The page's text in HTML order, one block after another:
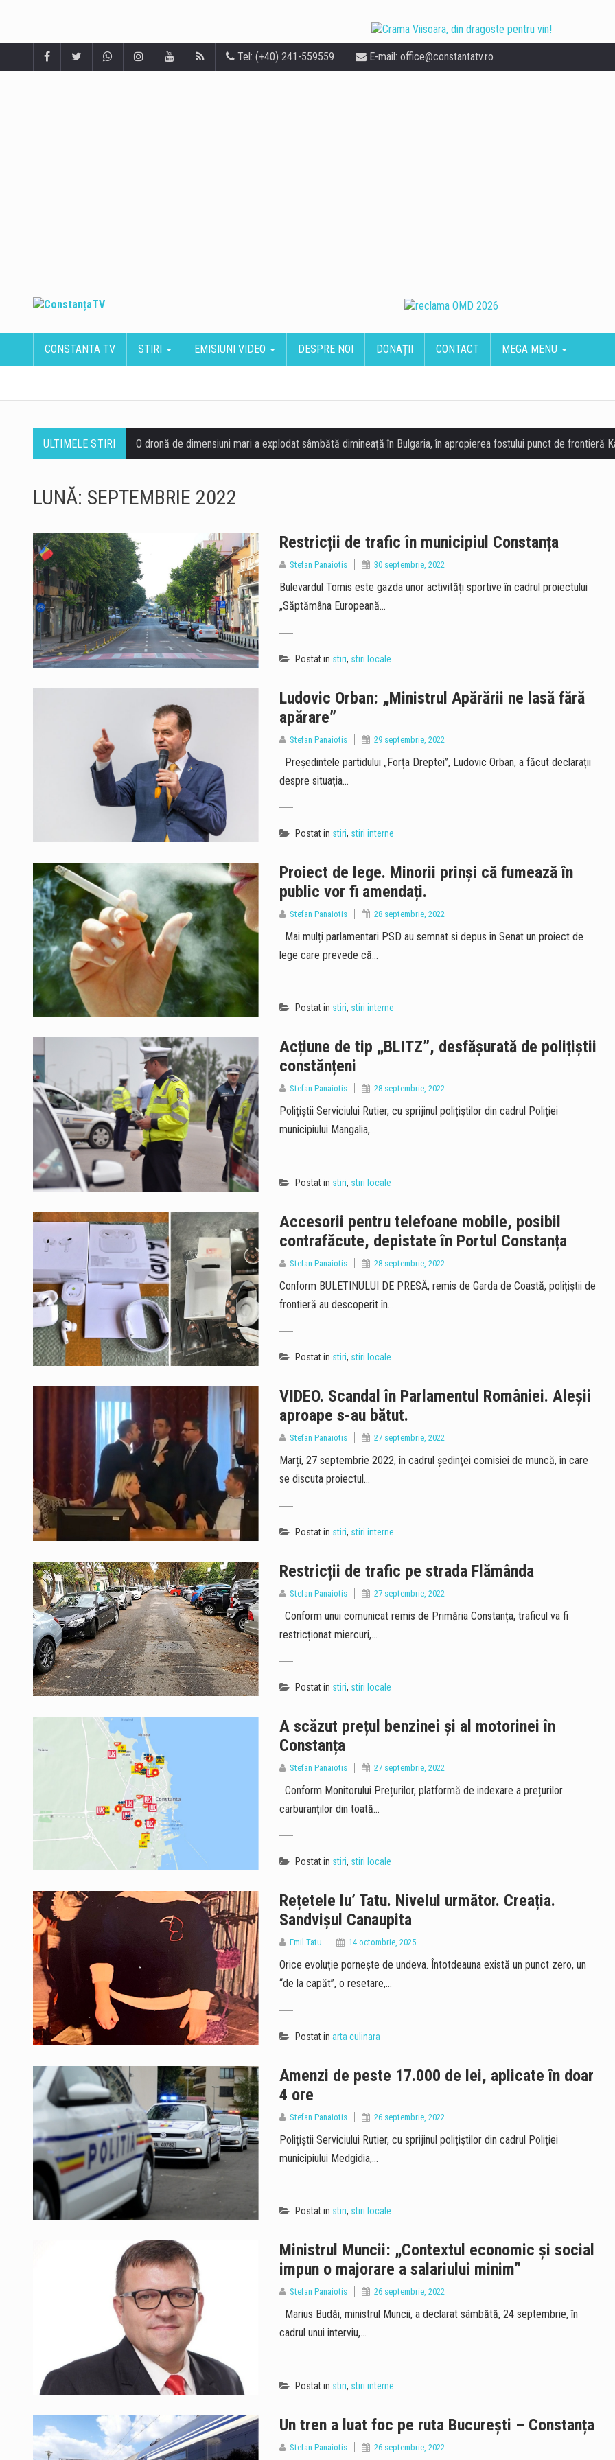
Tel: (+40) 241-559559 E-mail: office@constantatv.ro
CONSTANTA TV STIRI EMISIUNI VIDEO DESPRE NOI DONAȚII CONTACT MEGA MENU
ULTIMELE STIRI
LUNĂ: SEPTEMBRIE 2022
Restricții de trafic în municipiul Constanța
Stefan Panaiotis 30 septembrie, 2022
Bulevardul Tomis este gazda unor activități sportive în cadrul proiectului
„Săptămâna Europeană…
Postat in stiri, stiri locale
Ludovic Orban: „Ministrul Apărării ne lasă fără
apărare”
Stefan Panaiotis 29 septembrie, 2022
Președintele partidului „Forța Dreptei”, Ludovic Orban, a făcut declarații
despre situația…
Postat in stiri, stiri interne
Proiect de lege. Minorii prinși că fumează în
public vor fi amendați.
Stefan Panaiotis 28 septembrie, 2022
Mai mulți parlamentari PSD au semnat si depus în Senat un proiect de
lege care prevede că…
Postat in stiri, stiri interne
Acțiune de tip „BLITZ”, desfășurată de polițiștii
constănțeni
Stefan Panaiotis 28 septembrie, 2022
Polițiștii Serviciului Rutier, cu sprijinul polițiștilor din cadrul Poliției
municipiului Mangalia,…
Postat in stiri, stiri locale
Accesorii pentru telefoane mobile, posibil
contrafăcute, depistate în Portul Constanța
Stefan Panaiotis 28 septembrie, 2022
Conform BULETINULUI DE PRESĂ, remis de Garda de Coastă, polițiștii de
frontieră au descoperit în…
Postat in stiri, stiri locale
VIDEO. Scandal în Parlamentul României. Aleșii
aproape s-au bătut.
Stefan Panaiotis 27 septembrie, 2022
Marți, 27 septembrie 2022, în cadrul şedinţei comisiei de muncă, în care
se discuta proiectul…
Postat in stiri, stiri interne
Restricții de trafic pe strada Flămânda
Stefan Panaiotis 27 septembrie, 2022
Conform unui comunicat remis de Primăria Constanța, traficul va fi
restricționat miercuri,…
Postat in stiri, stiri locale
A scăzut prețul benzinei și al motorinei în
Constanța
Stefan Panaiotis 27 septembrie, 2022
Conform Monitorului Prețurilor, platformă de indexare a prețurilor
carburanților din toată…
Postat in stiri, stiri locale
Rețetele lu’ Tatu. Nivelul următor. Creația.
Sandvișul Canaupita
Emil Tatu 14 octombrie, 2025
Orice evoluție pornește de undeva. Întotdeauna există un punct zero, un
“de la capăt”, o resetare,…
Postat in arta culinara
Amenzi de peste 17.000 de lei, aplicate în doar
4 ore
Stefan Panaiotis 26 septembrie, 2022
Polițiștii Serviciului Rutier, cu sprijinul polițiștilor din cadrul Poliției
municipiului Medgidia,…
Postat in stiri, stiri locale
Ministrul Muncii: „Contextul economic şi social
impun o majorare a salariului minim”
Stefan Panaiotis 26 septembrie, 2022
Marius Budăi, ministrul Muncii, a declarat sâmbătă, 24 septembrie, în
cadrul unui interviu,…
Postat in stiri, stiri interne
Un tren a luat foc pe ruta București – Constanța
Stefan Panaiotis 26 septembrie, 2022